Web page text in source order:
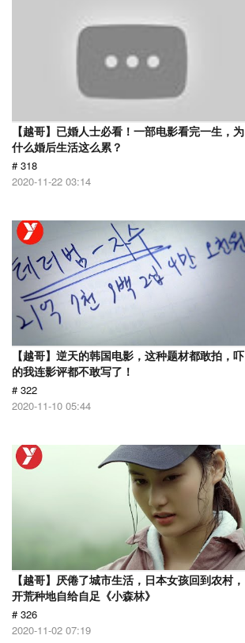
【越哥】已婚人士必看！一部电影看完一生，为
什么婚后生活这么累？
# 318
2020-11-22 03:14
【越哥】逆天的韩国电影，这种题材都敢拍，吓
的我连影评都不敢写了！
# 322
2020-11-10 05:44
【越哥】厌倦了城市生活，日本女孩回到农村，
开荒种地自给自足《小森林》
# 326
2020-11-02 07:19